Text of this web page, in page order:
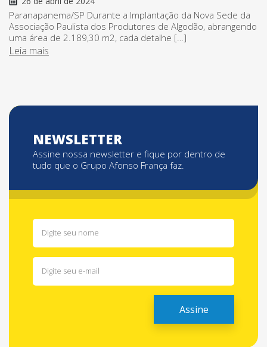
Paranapanema/SP Durante a Implantação da Nova Sede da
Associação Paulista dos Produtores de Algodão, abrangendo
uma área de 2.189,30 m2, cada detalhe […]
Leia mais
NEWSLETTER
Assine nossa newsletter e fique por dentro de
tudo que o Grupo Afonso França faz.